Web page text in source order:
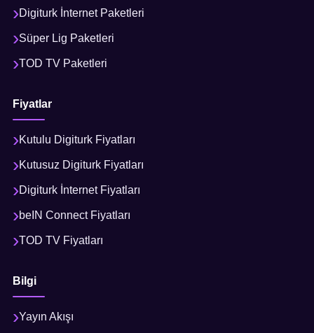
Digiturk İnternet Paketleri
Süper Lig Paketleri
TOD TV Paketleri
Fiyatlar
Kutulu Digiturk Fiyatları
Kutusuz Digiturk Fiyatları
Digiturk İnternet Fiyatları
beIN Connect Fiyatları
TOD TV Fiyatları
Bilgi
Yayın Akışı